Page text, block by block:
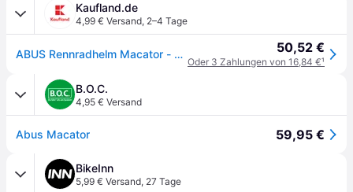
Kaufland.de
4,99 € Versand, 2–4 Tage
ABUS Rennradhelm Macator - sportiver Fahrradhelm für Einsteiger - auch für Zopfträger/-innen - für Damen und Herren - Rot, Größe M (52-58 cm) 50,52 €
Oder 3 Zahlungen von 16,84 €¹
B.O.C.
4,95 € Versand
Abus Macator 59,95 €
BikeInn
5,99 € Versand, 27 Tage